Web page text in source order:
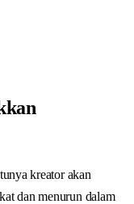
kreator akan
dan menurun dalam